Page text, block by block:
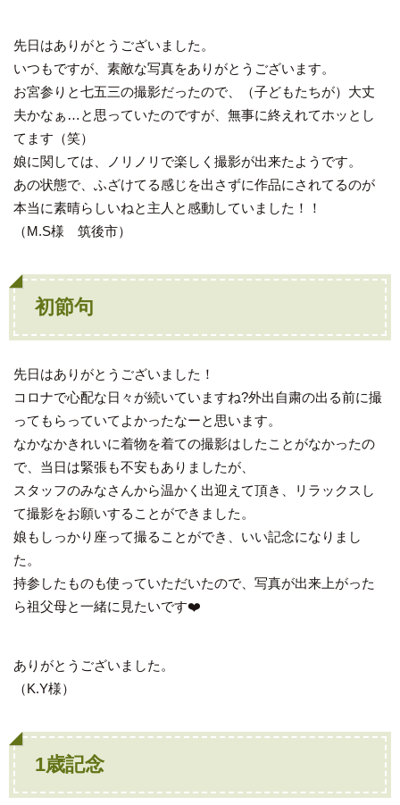
先日はありがとうございました。
いつもですが、素敵な写真をありがとうございます。
お宮参りと七五三の撮影だったので、（子どもたちが）大丈
夫かなぁ…と思っていたのですが、無事に終えれてホッとし
てます（笑）
娘に関しては、ノリノリで楽しく撮影が出来たようです。
あの状態で、ふざけてる感じを出さずに作品にされてるのが
本当に素晴らしいねと主人と感動していました！！
（M.S様 筑後市）
初節句
先日はありがとうございました！
コロナで心配な日々が続いていますね?外出自粛の出る前に撮
ってもらっていてよかったなーと思います。
なかなかきれいに着物を着ての撮影はしたことがなかったの
で、当日は緊張も不安もありましたが、
スタッフのみなさんから温かく出迎えて頂き、リラックスし
て撮影をお願いすることができました。
娘もしっかり座って撮ることができ、いい記念になりまし
た。
持参したものも使っていただいたので、写真が出来上がった
ら祖父母と一緒に見たいです❤️
ありがとうございました。
（K.Y様）
1歳記念